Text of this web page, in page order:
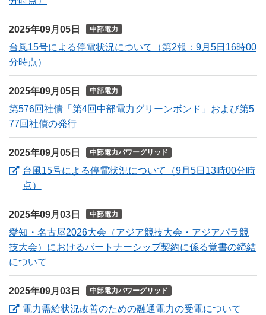
2025年09月05日 中部電力
台風15号による停電状況について（第2報：9月5日16時00
分時点）
2025年09月05日 中部電力
第576回社債「第4回中部電力グリーンボンド」および第5
77回社債の発行
2025年09月05日 中部電力パワーグリッド
台風15号による停電状況について（9月5日13時00分時
点）
2025年09月03日 中部電力
愛知・名古屋2026大会（アジア競技大会・アジアパラ競
技大会）におけるパートナーシップ契約に係る覚書の締結
について
2025年09月03日 中部電力パワーグリッド
電力需給状況改善のための融通電力の受電について